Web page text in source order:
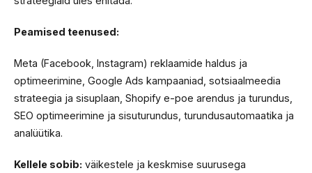
Peamised teenused:
Meta (Facebook, Instagram) reklaamide haldus ja
optimeerimine, Google Ads kampaaniad, sotsiaalmeedia
strateegia ja sisuplaan, Shopify e-poe arendus ja turundus,
SEO optimeerimine ja sisuturundus, turundusautomaatika ja
analüütika.
Kellele sobib: väikestele ja keskmise suurusega